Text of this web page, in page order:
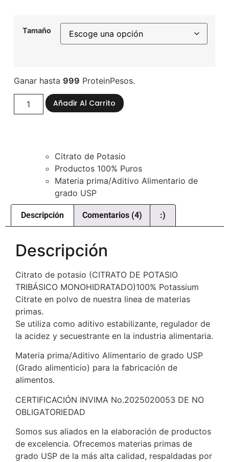
Tamaño
Ganar hasta 999 ProteinPesos.
Añadir Al Carrito
Citrato de Potasio
Productos 100% Puros
Materia prima/Aditivo Alimentario de
grado USP
Descripción Comentarios (4) :)
Descripción
Citrato de potasio (CITRATO DE POTASIO
TRIBÁSICO MONOHIDRATADO)100% Potassium
Citrate en polvo de nuestra linea de materias
primas.
Se utiliza como aditivo estabilizante, regulador de
la acidez y secuestrante en la industria alimentaria.
Materia prima/Aditivo Alimentario de grado USP
(Grado alimenticio) para la fabricación de
alimentos.
CERTIFICACIÓN INVIMA No.2025020053 DE NO
OBLIGATORIEDAD
Somos sus aliados en la elaboración de productos
de excelencia. Ofrecemos materias primas de
grado USP de la más alta calidad, respaldadas por